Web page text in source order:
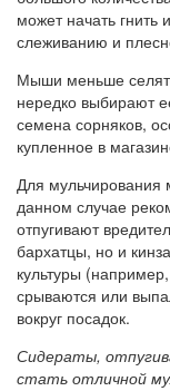
может начать гнить
слеживанию и
Мыши меньше
нередко выбирают
семена сорняков,
купленное в
Для мульчирования
данном случае
отпугивают
бархатцы, но и
культуры
срываются или
вокруг посадок.
Сидераты,
стать отличной